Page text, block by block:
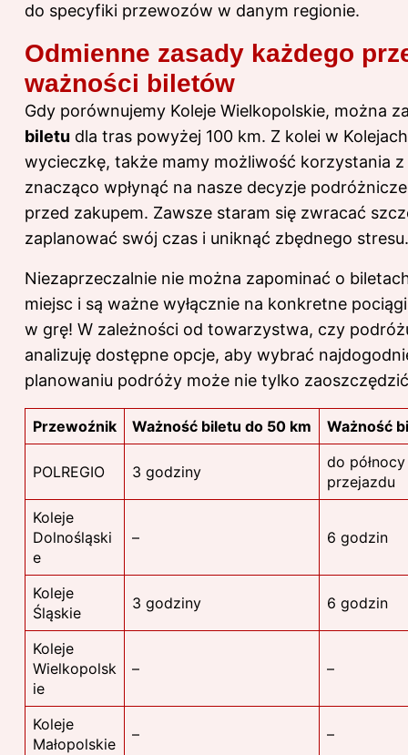
do specyfiki przewozów w danym regionie.
Odmienne zasady każdego
ważności biletów
Gdy porównujemy Koleje Wielkopolskie, można
biletu dla tras powyżej 100 km. Z kolei w
wycieczkę, także mamy możliwość korzystania
znacząco wpłynąć na nasze decyzje
przed zakupem. Zawsze staram się zwracać
zaplanować swój czas i uniknąć zbędnego stresu.
Niezaprzeczalnie nie można zapominać o
miejsc i są ważne wyłącznie na konkretne
w grę! W zależności od towarzystwa, czy
analizuję dostępne opcje, aby wybrać
planowaniu podróży może nie tylko
Przewoźnik Ważność biletu do 50 km Ważność
POLREGIO 3 godziny
do
przejazdu
Koleje
Dolnośląski
e
– 6 godzin
Koleje
Śląskie
3 godziny 6 godzin
Koleje
Wielkopolsk
ie
– –
Koleje
Małopolskie
– –